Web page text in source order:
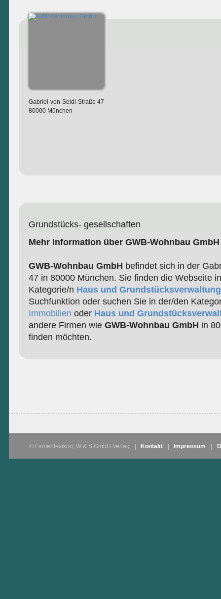
Gabriel-von-Seidl-Straße 47
80000 München
Grundstücks- gesellschaften
Mehr Information über GWB-Wohnbau GmbH
GWB-Wohnbau GmbH befindet sich in der
47 in 80000 München. Sie finden die Webseite
Kategorie/n Haus und Grundstücksverwaltung
Suchfunktion oder suchen Sie in der/den
Immobilien oder Haus und
andere Firmen wie GWB-Wohnbau GmbH in
finden möchten.
© Firmenlexikon, W & S GmbH Verlag Kontakt Impressum